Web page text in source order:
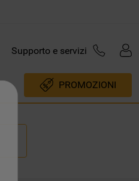
Supporto e servizi
PROMOZIONI